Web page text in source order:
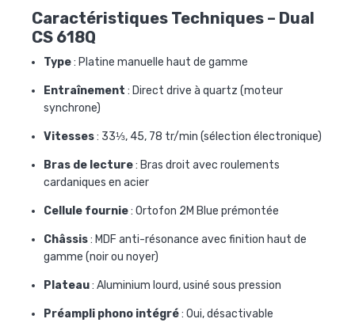
Caractéristiques Techniques – Dual
CS 618Q
Type: Platine manuelle haut de gamme
Entraînement : Direct drive à quartz (moteur
synchrone)
Vitesses: 33⅓, 45, 78 tr/min (sélection électronique)
Bras de lecture: Bras droit avec roulements
cardaniques en acier
Cellule fournie: Ortofon 2M Blue prémontée
Châssis: MDF anti-résonance avec finition haut de
gamme (noir ou noyer)
Plateau: Aluminium lourd, usiné sous pression
Préampli phono intégré: Oui, désactivable